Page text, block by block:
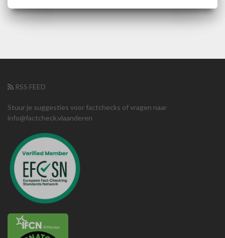
RSS FEED
Stuur je suggesties voor factchecks of vragen naar
info@factcheck.vlaanderen